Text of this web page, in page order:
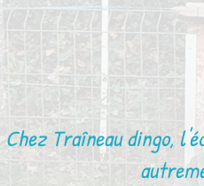
Chez Traîneau dingo,